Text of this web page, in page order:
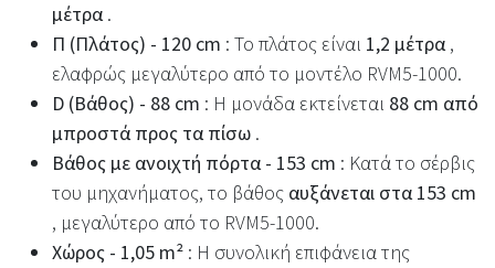
μέτρα.
Π (Πλάτος) - 120 cm : Το πλάτος είναι 1,2 μέτρα,
ελαφρώς μεγαλύτερο από το μοντέλο RVM5-1000.
D (Βάθος) - 88 cm : Η μονάδα εκτείνεται 88 cm από
μπροστά προς τα πίσω .
Βάθος με ανοιχτή πόρτα - 153 cm : Κατά το σέρβις
του μηχανήματος, το βάθος αυξάνεται στα 153 cm
, μεγαλύτερο από το RVM5-1000.
Χώρος - 1,05 m² : Η συνολική επιφάνεια της